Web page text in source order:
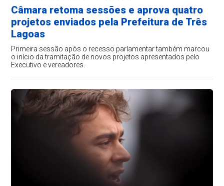
Câmara retoma sessões e aprova quatro
projetos enviados pela Prefeitura de Três
Lagoas
Primeira sessão após o recesso parlamentar também marcou
o início da tramitação de novos projetos apresentados pelo
Executivo e vereadores.